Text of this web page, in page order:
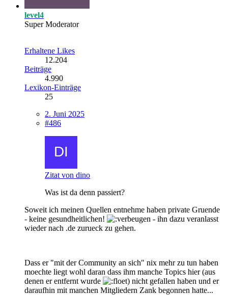
level4
Super Moderator
Erhaltene Likes
12.204
Beiträge
4.990
Lexikon-Einträge
25
2. Juni 2025
#486
Zitat von dino
Was ist da denn passiert?
Soweit ich meinen Quellen entnehme haben private Gruende
- keine gesundheitlichen!
- ihn dazu veranlasst
wieder nach .de zurueck zu gehen.
Dass er "mit der Community an sich" nix mehr zu tun haben
moechte liegt wohl daran dass ihm manche Topics hier (aus
denen er entfernt wurde
) nicht gefallen haben und er
daraufhin mit manchen Mitgliedern Zank begonnen hatte...